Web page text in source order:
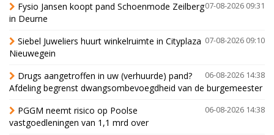
07-08-2026 09:31
Fysio Jansen koopt pand Schoenmode Zeilberg
in Deurne
07-08-2026 09:10
Siebel Juweliers huurt winkelruimte in Cityplaza
Nieuwegein
06-08-2026 14:38
Drugs aangetroffen in uw (verhuurde) pand?
Afdeling begrenst dwangsombevoegdheid van de burgemeester
06-08-2026 14:38
PGGM neemt risico op Poolse
vastgoedleningen van 1,1 mrd over